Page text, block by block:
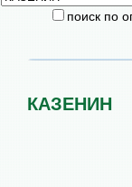
поиск по
КАЗЕНИН